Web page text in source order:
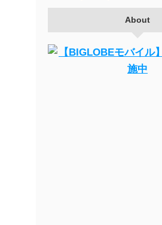
About